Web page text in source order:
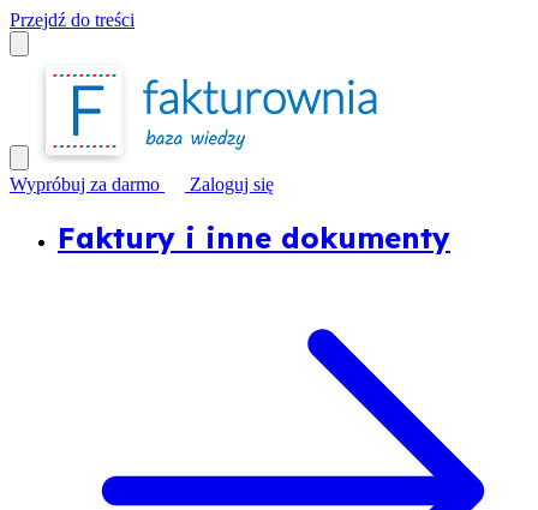
Przejdź do treści
Wypróbuj za darmo Zaloguj się
Faktury i inne dokumenty